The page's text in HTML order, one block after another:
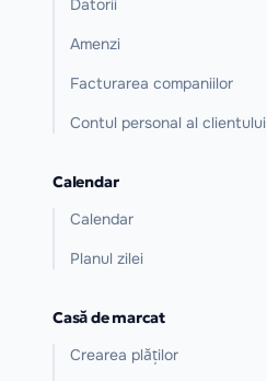
Datorii
Amenzi
Facturarea companiilor
Contul personal al clientului
Calendar
Calendar
Planul zilei
Casă de marcat
Crearea plăților